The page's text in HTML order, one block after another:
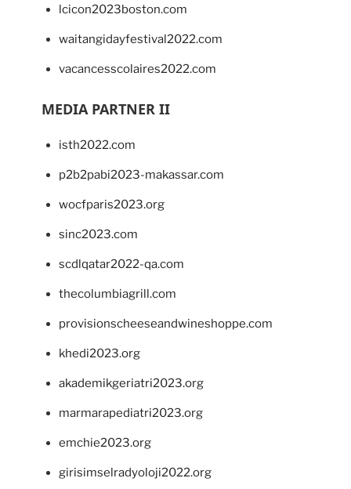
lcicon2023boston.com
waitangidayfestival2022.com
vacancesscolaires2022.com
MEDIA PARTNER II
isth2022.com
p2b2pabi2023-makassar.com
wocfparis2023.org
sinc2023.com
scdlqatar2022-qa.com
thecolumbiagrill.com
provisionscheeseandwineshoppe.com
khedi2023.org
akademikgeriatri2023.org
marmarapediatri2023.org
emchie2023.org
girisimselradyoloji2022.org